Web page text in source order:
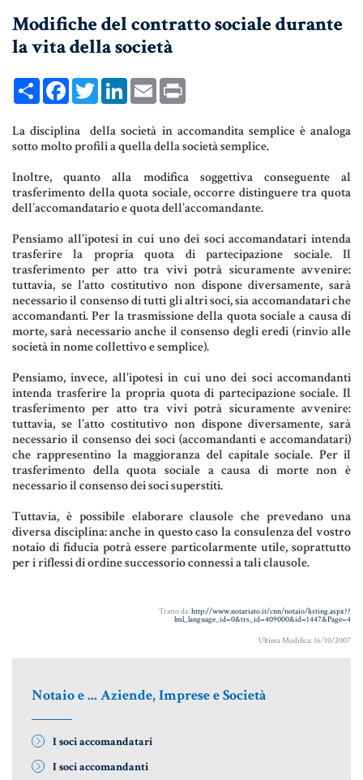
UNIONI CIVILI & CONVIVENZE
EREDITÀ & TESTAMENTO
TESTAMENTO DI VITA
Donazioni, Trust, Tutela del
Patrimonio
DONAZIONI
PATTO DI FAMIGLIA
TRUST E AFFIDAMENTO FIDUCIARIO
TUTELA DEL PATRIMONIO
Aziende e società
AZIENDA & SOCIETÀ
CONTRATTO DI RETE
ENTI NO-PROFIT
LEASING
Materiale Giuridico
LE PAROLE DIFFICILI DEL NOTAIO
MATERIALE GIURIDICO NOTARILE
RISORSE GIURIDICHE
Modifiche del contratto sociale durante
la vita della società
ShareFacebookTwitterLinkedInEmail
La disciplina della società in accomandita semplice è analoga
sotto molto profili a quella della società semplice.
Inoltre, quanto alla modifica soggettiva conseguente al
trasferimento della quota sociale, occorre distinguere tra quota
dell’accomandatario e quota dell’accomandante.
Pensiamo all'ipotesi in cui uno dei soci accomandatari intenda
trasferire la propria quota di partecipazione sociale. Il
trasferimento per atto tra vivi potrà sicuramente avvenire:
tuttavia, se l'atto costitutivo non dispone diversamente, sarà
necessario il consenso di tutti gli altri soci, sia accomandatari che
accomandanti. Per la trasmissione della quota sociale a causa di
morte, sarà necessario anche il consenso degli eredi (rinvio alle
società in nome collettivo e semplice).
Pensiamo, invece, all'ipotesi in cui uno dei soci accomandanti
intenda trasferire la propria quota di partecipazione sociale. Il
trasferimento per atto tra vivi potrà sicuramente avvenire:
tuttavia, se l'atto costitutivo non dispone diversamente, sarà
necessario il consenso dei soci (accomandanti e accomandatari)
che rappresentino la maggioranza del capitale sociale. Per il
trasferimento della quota sociale a causa di morte non è
necessario il consenso dei soci superstiti.
Tuttavia, è possibile elaborare clausole che prevedano una
diversa disciplina: anche in questo caso la consulenza del vostro
notaio di fiducia potrà essere particolarmente utile, soprattutto
per i riflessi di ordine successorio connessi a tali clausole.
Tratto da:http://www.notariato.it/cnn/notaio/listing.aspx??
lml_language_id=0&trs_id=409000&id=1447&Page=4
Ultima Modifica: 16/10/2007
Notaio e ... Aziende, Imprese e Società
I soci accomandatari
I soci accomandanti